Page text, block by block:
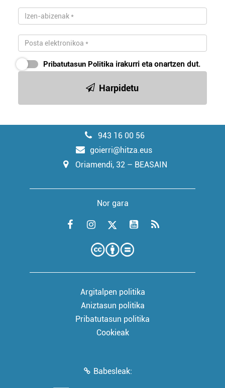
Pribatutasun Politika irakurri eta onartzen dut.
Harpidetu
943 16 00 56
goierri@hitza.eus
Oriamendi, 32 – BEASAIN
Nor gara
Argitalpen politika
Aniztasun politika
Pribatutasun politika
Cookieak
Babesleak: